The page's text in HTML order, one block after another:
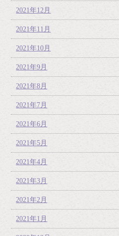
2021年12月
2021年11月
2021年10月
2021年9月
2021年8月
2021年7月
2021年6月
2021年5月
2021年4月
2021年3月
2021年2月
2021年1月